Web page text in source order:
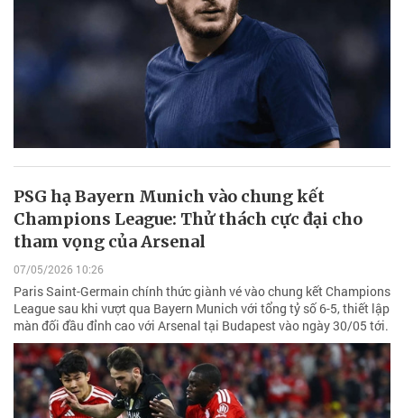
PSG hạ Bayern Munich vào chung kết
Champions League: Thử thách cực đại cho
tham vọng của Arsenal
07/05/2026 10:26
Paris Saint-Germain chính thức giành vé vào chung kết Champions
League sau khi vượt qua Bayern Munich với tổng tỷ số 6-5, thiết lập
màn đối đầu đỉnh cao với Arsenal tại Budapest vào ngày 30/05 tới.